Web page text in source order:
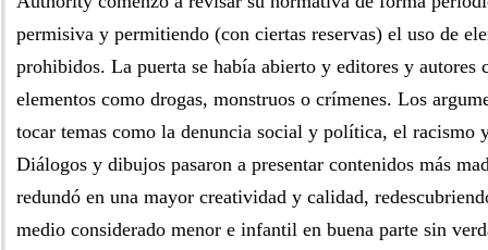
permisiva y permitiendo (con ciertas reservas) el uso de
prohibidos. La puerta se había abierto y editores y autores
elementos como drogas, monstruos o crímenes. Los
tocar temas como la denuncia social y política, el racismo
Diálogos y dibujos pasaron a presentar contenidos más
redundó en una mayor creatividad y calidad,
medio considerado menor e infantil en buena parte sin